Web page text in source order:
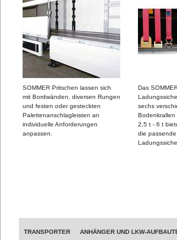
SOMMER Pritschen lassen sich
mit Bordwänden, diversen Rungen
und festen oder gesteckten
Palettenanschlagleisten an
individuelle Anforderungen
anpassen.
Das
sechs
Bodenkrallen
2,5 t - 6 t
die passende
TRANSPORTER
ANHÄNGER UND LKW-